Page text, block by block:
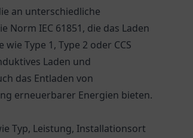
an unterschiedliche
IEC 61851, die das Laden
Type 1, Type 2 oder CCS
Laden und
das Entladen von
erneuerbarer Energien bieten.
Typ, Leistung, Installationsort